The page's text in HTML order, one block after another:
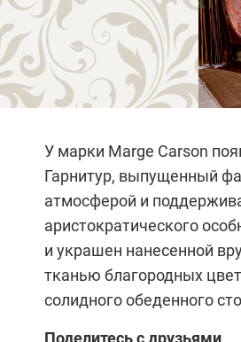
У марки Marge Carson
Гарнитур, выпущенный
атмосферой и
аристократического
и украшен нанесенной
тканью благородных
солидного обеденного
Поделитесь с друзьями